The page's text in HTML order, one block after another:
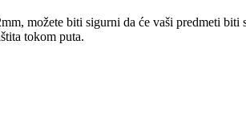
možete biti sigurni da će vaši predmeti
tokom puta.